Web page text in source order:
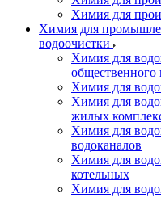
Химия для
Химия для
водоочистки
Химия для
общественного
Химия для
Химия для
жилых
Химия для
водоканалов
Химия для
котельных
Химия для